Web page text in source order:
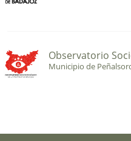
Observatorio
Municipio de